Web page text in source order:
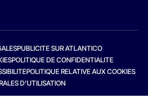
PUBLICITE SUR ATLANTICO
POLITIQUE DE CONFIDENTIALITE
POLITIQUE RELATIVE AUX COOKIES
D’UTILISATION